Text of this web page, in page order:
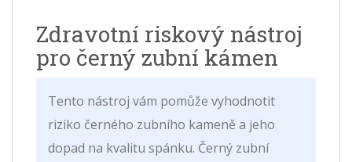
Zdravotní riskový nástroj
pro černý zubní kámen
Tento nástroj vám pomůže vyhodnotit
riziko černého zubního kameně a jeho
dopad na kvalitu spánku. Černý zubní